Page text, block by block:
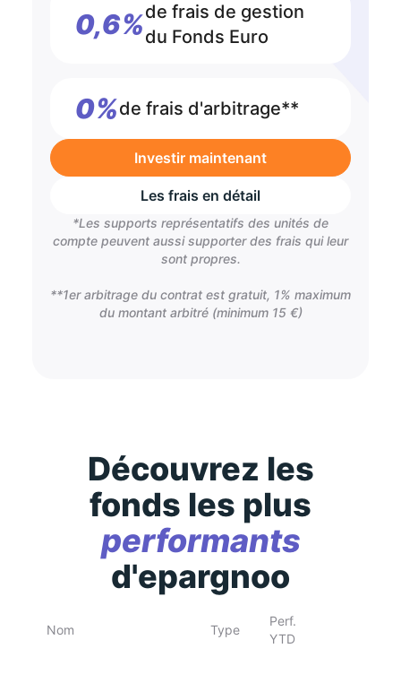
0,6%de frais de gestion
du Fonds Euro
0%de frais d'arbitrage**
Investir maintenant
Les frais en détail
*Les supports représentatifs des unités de
compte peuvent aussi supporter des frais qui leur
sont propres.
**1er arbitrage du contrat est gratuit, 1% maximum
du montant arbitré (minimum 15 €)
Découvrez les
fonds les plus
performants
d'epargnoo
Nom Type
Perf.
YTD